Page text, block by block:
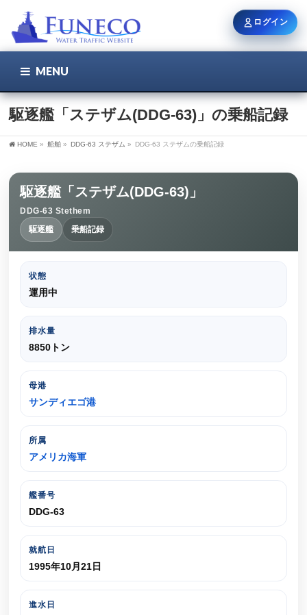
MENU
駆逐艦「ステザム(DDG-63)」の乗船記録
HOME » 船舶 » DDG-63 ステザム » DDG-63 ステザムの乗船記録
駆逐艦「ステザム(DDG-63)」
DDG-63 Stethem
駆逐艦
乗船記録
状態
運用中
排水量
8850トン
母港
サンディエゴ港
所属
アメリカ海軍
艦番号
DDG-63
就航日
1995年10月21日
進水日
ログイン
ユーザー名 / メール
ログイン状態を保持
新規登録